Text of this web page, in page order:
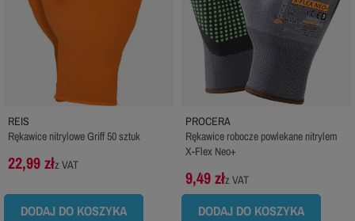
REIS
Rękawice nitrylowe Griff 50 sztuk
22,99 złz VAT
DODAJ DO KOSZYKA
PROCERA
Rękawice robocze powlekane nitrylem
X-Flex Neo+
9,49 złz VAT
DODAJ DO KOSZYKA